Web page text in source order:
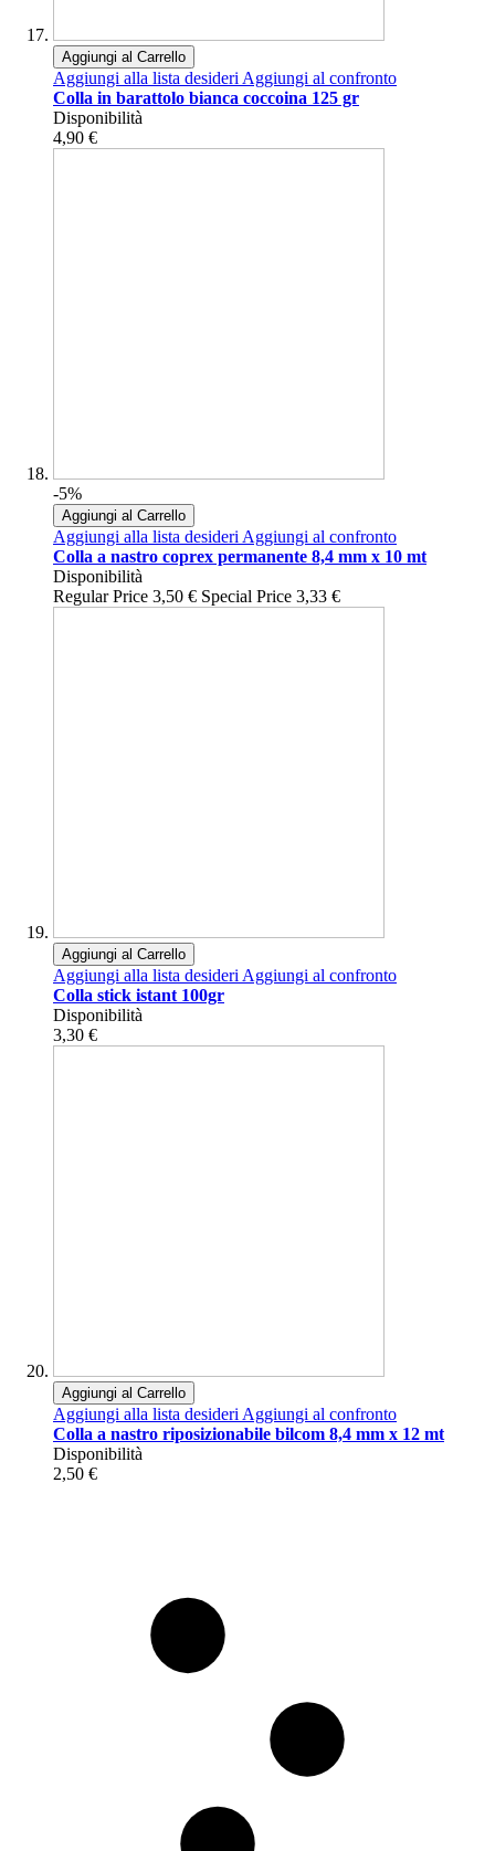
Aggiungi al Carrello
Aggiungi alla lista desideriAggiungi al confronto
Colla in barattolo bianca coccoina 125 gr
Disponibilità
4,90 €
-5%
Aggiungi al Carrello
Aggiungi alla lista desideriAggiungi al confronto
Colla a nastro coprex permanente 8,4 mm x 10 mt
Disponibilità
Regular Price 3,50 € Special Price 3,33 €
Aggiungi al Carrello
Aggiungi alla lista desideriAggiungi al confronto
Colla stick istant 100gr
Disponibilità
3,30 €
Aggiungi al Carrello
Aggiungi alla lista desideriAggiungi al confronto
Colla a nastro riposizionabile bilcom 8,4 mm x 12 mt
Disponibilità
2,50 €